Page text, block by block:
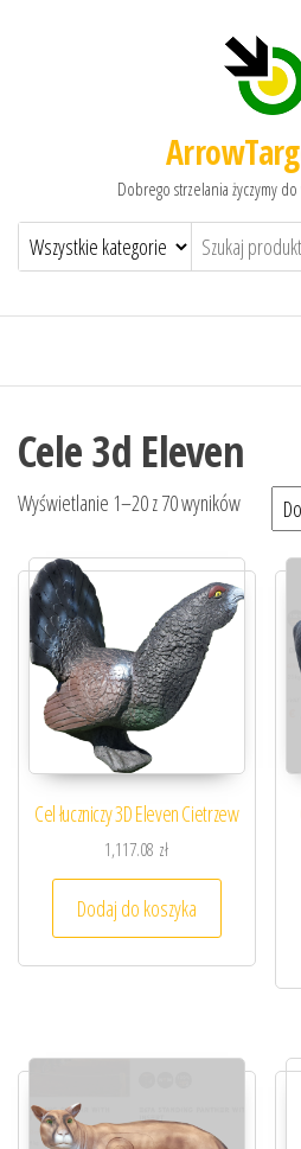
Dobrego strzelania życzymy
Cele 3d Eleven
Wyświetlanie 1–20 z 70 wyników
Cel łuczniczy 3D Eleven Cietrzew
1,117.08 zł
Dodaj do koszyka